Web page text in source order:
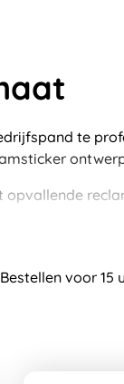
te
Bestellen voor 15